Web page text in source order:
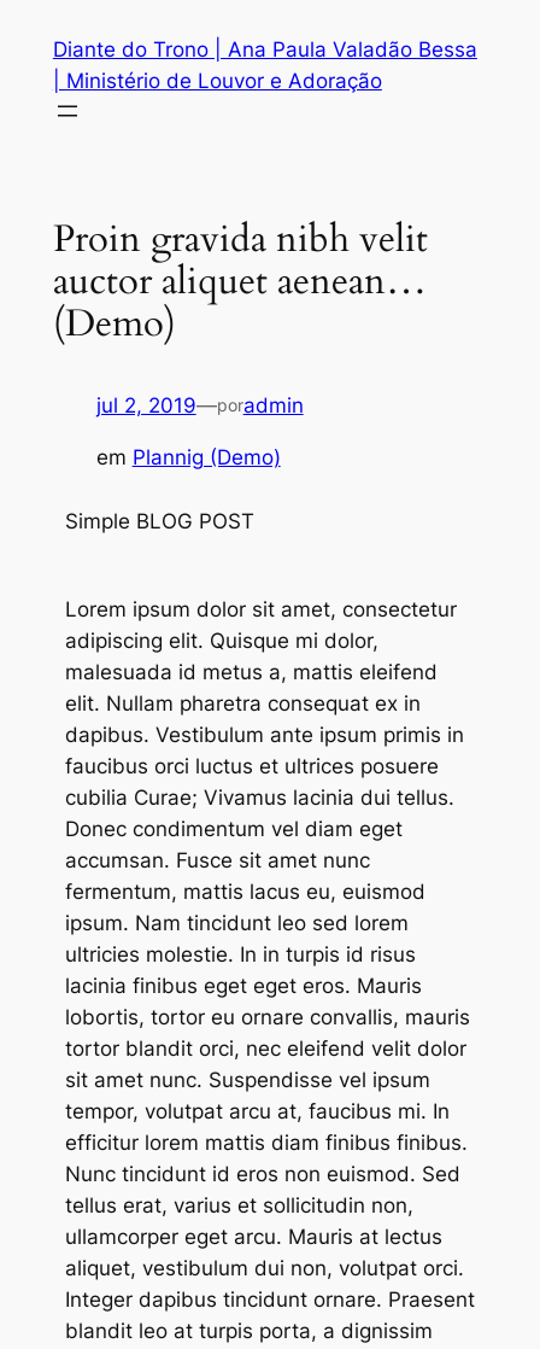
Diante do Trono | Ana Paula Valadão Bessa
| Ministério de Louvor e Adoração
Proin gravida nibh velit
auctor aliquet aenean…
(Demo)
jul 2, 2019—poradmin
em Plannig (Demo)
Simple BLOG POST
Lorem ipsum dolor sit amet, consectetur
adipiscing elit. Quisque mi dolor,
malesuada id metus a, mattis eleifend
elit. Nullam pharetra consequat ex in
dapibus. Vestibulum ante ipsum primis in
faucibus orci luctus et ultrices posuere
cubilia Curae; Vivamus lacinia dui tellus.
Donec condimentum vel diam eget
accumsan. Fusce sit amet nunc
fermentum, mattis lacus eu, euismod
ipsum. Nam tincidunt leo sed lorem
ultricies molestie. In in turpis id risus
lacinia finibus eget eget eros. Mauris
lobortis, tortor eu ornare convallis, mauris
tortor blandit orci, nec eleifend velit dolor
sit amet nunc. Suspendisse vel ipsum
tempor, volutpat arcu at, faucibus mi. In
efficitur lorem mattis diam finibus finibus.
Nunc tincidunt id eros non euismod. Sed
tellus erat, varius et sollicitudin non,
ullamcorper eget arcu. Mauris at lectus
aliquet, vestibulum dui non, volutpat orci.
Integer dapibus tincidunt ornare. Praesent
blandit leo at turpis porta, a dignissim